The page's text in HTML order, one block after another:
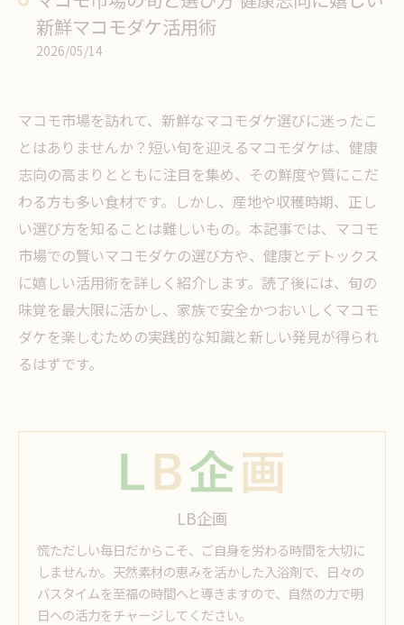
新鮮マコモダケ活用術
2026/05/14
マコモ市場を訪れて、新鮮なマコモダケ選びに迷ったこ
とはありませんか？短い旬を迎えるマコモダケは、健康
志向の高まりとともに注目を集め、その鮮度や質にこだ
わる方も多い食材です。しかし、産地や収穫時期、正し
い選び方を知ることは難しいもの。本記事では、マコモ
市場での賢いマコモダケの選び方や、健康とデトックス
に嬉しい活用術を詳しく紹介します。読了後には、旬の
味覚を最大限に活かし、家族で安全かつおいしくマコモ
ダケを楽しむための実践的な知識と新しい発見が得られ
るはずです。
LB企画
慌ただしい毎日だからこそ、ご自身を労わる時間を大切に
しませんか。天然素材の恵みを活かした入浴剤で、日々の
バスタイムを至福の時間へと導きますので、自然の力で明
日への活力をチャージしてください。